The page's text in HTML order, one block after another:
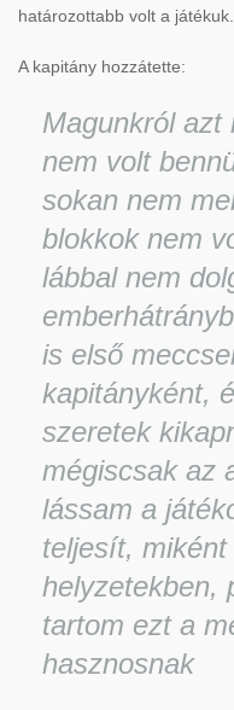
határozottabb volt a játékuk.
A kapitány hozzátette:
Magunkról azt
nem volt
sokan nem
blokkok nem
lábbal nem
is első
kapitányként,
szeretek
mégiscsak az
lássam a
teljesít,
helyzetekben,
tartom ezt a
hasznosnak